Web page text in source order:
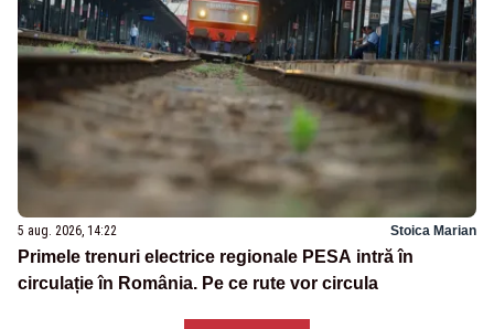
5 aug. 2026, 14:22 Stoica Marian
Primele trenuri electrice regionale PESA intră în
circulație în România. Pe ce rute vor circula